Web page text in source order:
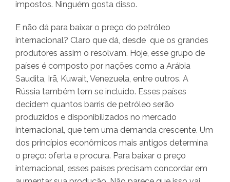
impostos. Ninguém gosta disso.
E não dá para baixar o preço do petróleo
internacional? Claro que dá, desde que os grandes
produtores assim o resolvam. Hoje, esse grupo de
países é composto por nações como a Arábia
Saudita, Irã, Kuwait, Venezuela, entre outros. A
Rússia também tem se incluído. Esses países
decidem quantos barris de petróleo serão
produzidos e disponibilizados no mercado
internacional, que tem uma demanda crescente. Um
dos princípios econômicos mais antigos determina
o preço: oferta e procura. Para baixar o preço
internacional, esses países precisam concordar em